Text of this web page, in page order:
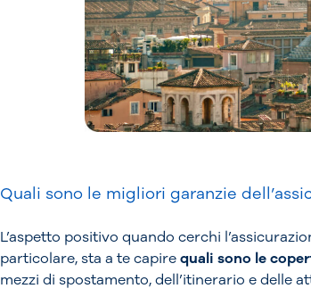
Quali sono le migliori garanzie
L’aspetto positivo quando cerchi
particolare, sta a te capirequali sono le
mezzi di spostamento, dell’itinerario e delle